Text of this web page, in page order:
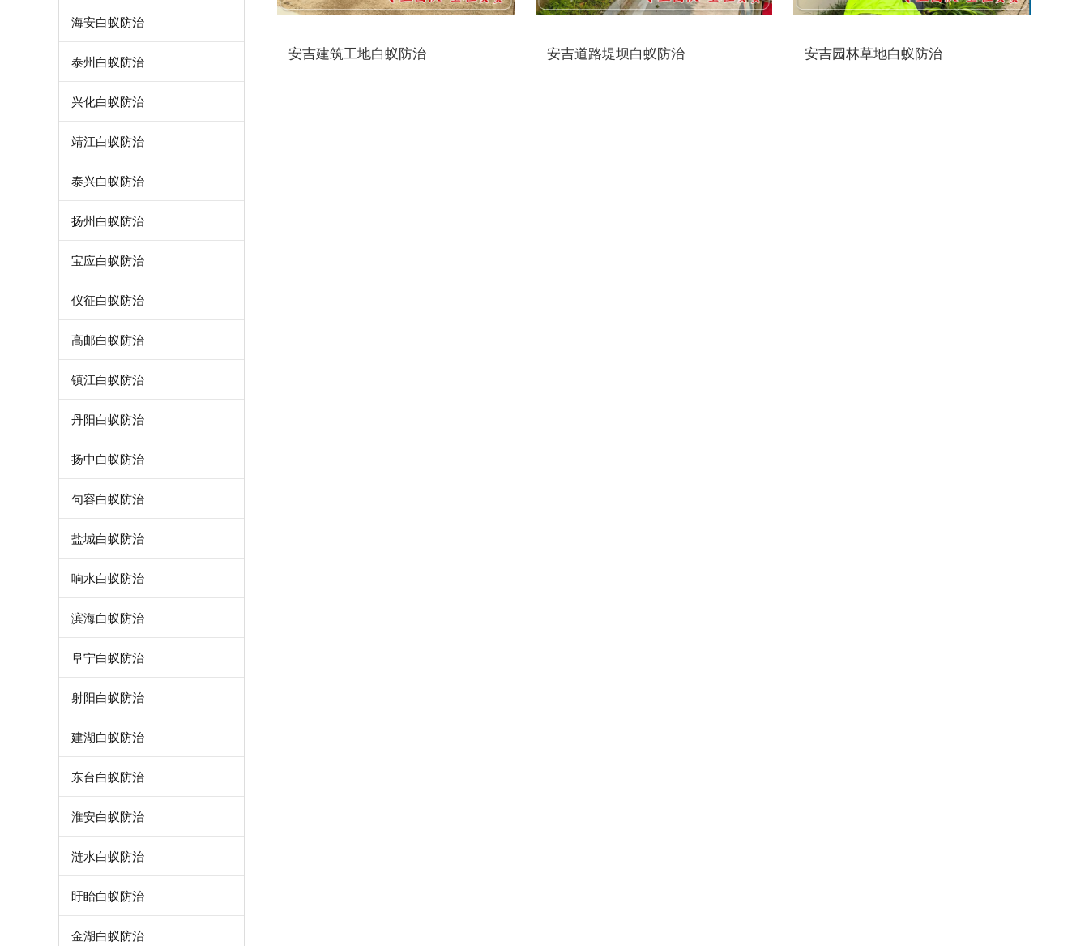
海安白蚁防治
泰州白蚁防治
兴化白蚁防治
靖江白蚁防治
泰兴白蚁防治
扬州白蚁防治
宝应白蚁防治
仪征白蚁防治
高邮白蚁防治
镇江白蚁防治
丹阳白蚁防治
扬中白蚁防治
句容白蚁防治
盐城白蚁防治
响水白蚁防治
滨海白蚁防治
阜宁白蚁防治
射阳白蚁防治
建湖白蚁防治
东台白蚁防治
淮安白蚁防治
涟水白蚁防治
盱眙白蚁防治
金湖白蚁防治
安吉建筑工地白蚁防治 安吉道路堤坝白蚁防治 安吉园林草地白蚁防治